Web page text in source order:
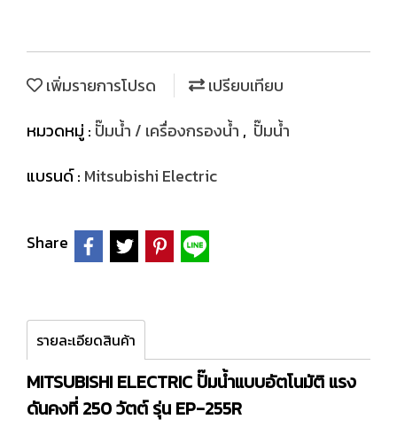
เพิ่มรายการโปรด
เปรียบเทียบ
หมวดหมู่ : ปั๊มน้ำ / เครื่องกรองน้ำ , ปั๊มน้ำ
แบรนด์ : Mitsubishi Electric
Share
รายละเอียดสินค้า
MITSUBISHI ELECTRIC ปั๊มน้ำแบบอัตโนมัติ แรง
ดันคงที่ 250 วัตต์ รุ่น EP-255R